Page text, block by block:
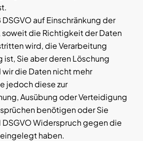
DSGVO auf Einschränkung der
soweit die Richtigkeit der Daten
wird, die Verarbeitung
ist, Sie aber deren Löschung
wir die Daten nicht mehr
jedoch diese zur
Ausübung oder Verteidigung
benötigen oder Sie
DSGVO Widerspruch gegen die
haben.